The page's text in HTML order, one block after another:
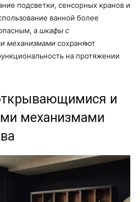
подсветки, сенсорных кранов и
ванной более
а шкафы с
механизмами сохраняют
на протяжении
и
механизмами